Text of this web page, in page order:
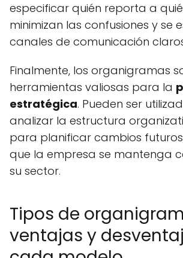
especificar quién reporta a
minimizan las confusiones y se
canales de comunicación
Finalmente, los organigramas
herramientas valiosas para la
estratégica. Pueden ser
analizar la estructura
para planificar cambios
que la empresa se mantenga
su sector.
Tipos de
ventajas y